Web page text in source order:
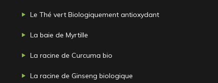
Le Thé vert Biologiquement antioxydant
La baie de Myrtille
La racine de Curcuma bio
La racine de Ginseng biologique